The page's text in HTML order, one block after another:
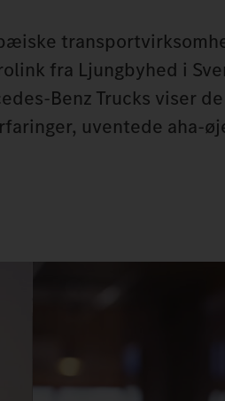
fra Ljungbyhed i
Trucks viser
uventede aha-